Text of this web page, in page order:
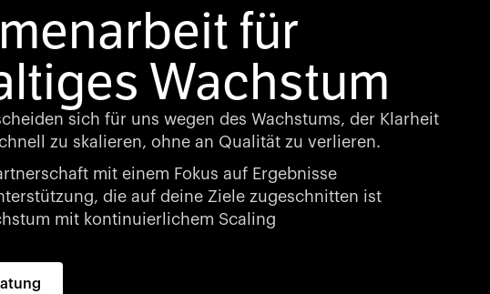
für
Wachstum
sich für uns wegen des Wachstums, der Klarheit
zu skalieren, ohne an Qualität zu verlieren.
mit einem Fokus auf Ergebnisse
die auf deine Ziele zugeschnitten ist
mit kontinuierlichem Scaling